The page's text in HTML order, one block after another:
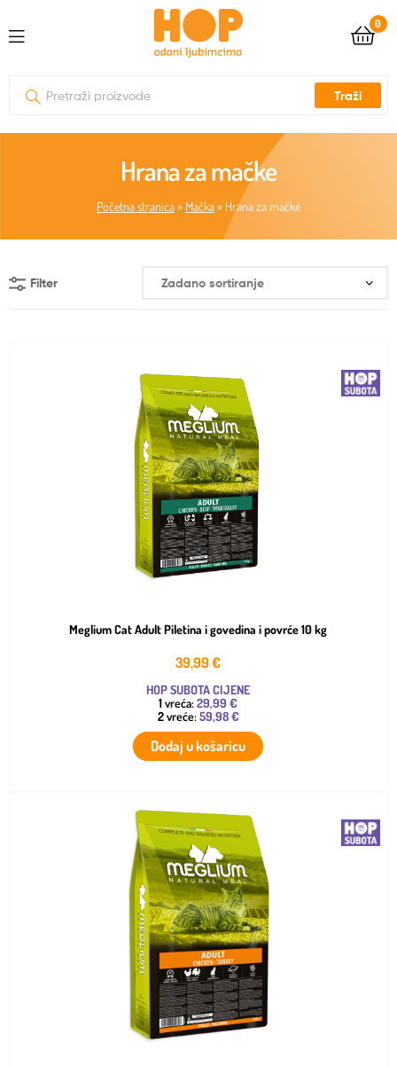
0
Traži
Hrana za mačke
Početna stranica» Mačka» Hrana za mačke
Filter
Meglium Cat Adult Piletina i govedina i povrće 10 kg
39,99€
HOP SUBOTA CIJENE
1vreća:29,99 €
2vreće:59,98 €
Dodaj u košaricu